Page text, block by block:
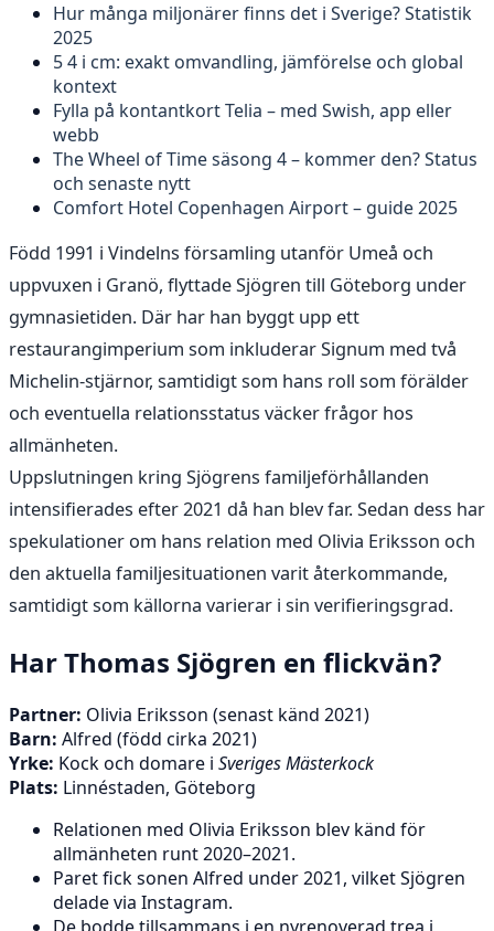
Hur många miljonärer finns det i Sverige? Statistik
2025
5 4 i cm: exakt omvandling, jämförelse och global
kontext
Fylla på kontantkort Telia – med Swish, app eller
webb
The Wheel of Time säsong 4 – kommer den? Status
och senaste nytt
Comfort Hotel Copenhagen Airport – guide 2025
Född 1991 i Vindelns församling utanför Umeå och
uppvuxen i Granö, flyttade Sjögren till Göteborg under
gymnasietiden. Där har han byggt upp ett
restaurangimperium som inkluderar Signum med två
Michelin-stjärnor, samtidigt som hans roll som förälder
och eventuella relationsstatus väcker frågor hos
allmänheten.
Uppslutningen kring Sjögrens familjeförhållanden
intensifierades efter 2021 då han blev far. Sedan dess har
spekulationer om hans relation med Olivia Eriksson och
den aktuella familjesituationen varit återkommande,
samtidigt som källorna varierar i sin verifieringsgrad.
Har Thomas Sjögren en flickvän?
Partner: Olivia Eriksson (senast känd 2021)
Barn: Alfred (född cirka 2021)
Yrke: Kock och domare i Sveriges Mästerkock
Plats: Linnéstaden, Göteborg
Relationen med Olivia Eriksson blev känd för
allmänheten runt 2020–2021.
Paret fick sonen Alfred under 2021, vilket Sjögren
delade via Instagram.